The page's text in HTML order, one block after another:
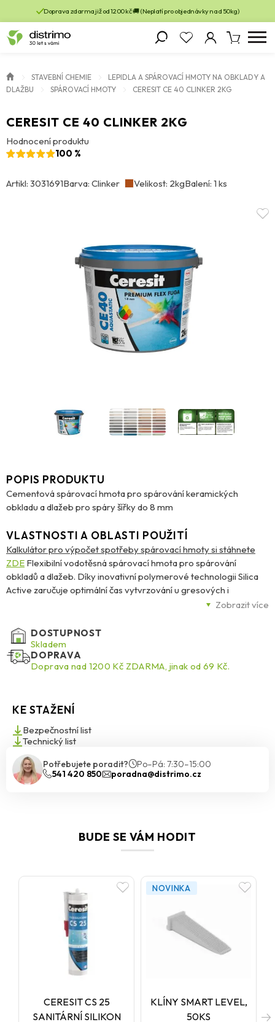
Doprava zdarma již od 1200 kč 🚚 (Neplatí pro objednávky nad 50kg)
STAVEBNÍ CHEMIE
LEPIDLA A SPÁROVACÍ HMOTY NA OBKLADY A
DLAŽBU
SPÁROVACÍ HMOTY CERESIT CE 40 CLINKER 2KG
CERESIT CE 40 CLINKER 2KG
Hodnocení produktu
100 %
Artikl: 3031691Barva: Clinker Velikost: 2kgBalení: 1 ks
POPIS PRODUKTU
Cementová spárovací hmota pro spárování keramických
obkladu a dlažeb pro spáry šířky do 8 mm
Zobrazit více
VLASTNOSTI A OBLASTI POUŽITÍ
Kalkulátor pro výpočet spotřeby spárovací hmoty si stáhnete
ZDE Flexibilní vodotěsná spárovací hmota pro spárování
obkladů a dlažeb. Díky inovativní polymerové technologii Silica
Active zaručuje optimální čas vytvrzování u gresových i
keramických dlažeb a dokonalou stálost a intenzitu barev bez
zaručuje dlouhodobou životnost spáry a ve spojení s Trojitou
ochranou MicroProtect je navíc účinně chráněna proti houbám a
plísním.
DOSTUPNOST
Skladem
DOPRAVA
Doprava nad 1200 Kč ZDARMA, jinak od 69 Kč.
KE STAŽENÍ
Bezpečnostní list
Technický list
Potřebujete poradit?
Po–Pá: 7:30–15:00
541 420 850
poradna@distrimo.cz
BUDE SE VÁM HODIT
CERESIT CS 25
SANITÁRNÍ SILIKON
NOVINKA
KLÍNY SMART LEVEL,
50KS